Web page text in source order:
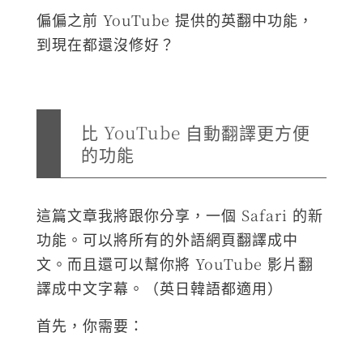
偏偏之前 YouTube 提供的英翻中功能，
到現在都還沒修好？
比 YouTube 自動翻譯更方便
的功能
這篇文章我將跟你分享，一個 Safari 的新
功能。可以將所有的外語網頁翻譯成中
文。而且還可以幫你將 YouTube 影片翻
譯成中文字幕。（英日韓語都適用）
首先，你需要：